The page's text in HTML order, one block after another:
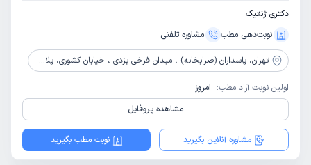
دکتری ژنتیک
نوبت‌دهی مطب
مشاوره‌ تلفنی
تهران، پاسداران (ضرابخانه) ، میدان فرخی یزدی ، خیابان کشوری، پلاک 49، طبقه 2
اولین نوبت آزاد مطب: امروز
مشاهده پروفایل
مشاوره آنلاین بگیرید نوبت مطب بگیرید